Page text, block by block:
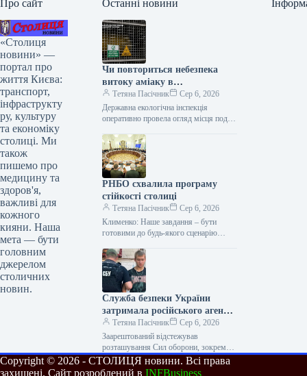
Про сайт
«Столиця
новини» —
портал про
життя Києва:
транспорт,
інфраструкту
ру, культуру
та економіку
столиці. Ми
також
пишемо про
медицину та
здоров'я,
важливі для
кожного
кияни. Наша
мета — бути
головним
джерелом
столичних
новин.
Останні новини
Чи повториться небезпека
витоку аміаку в
Голосіївському районі Києва,
стало відомо.
Тетяна Пасічник
Сер 6, 2026
Державна екологічна інспекція
оперативно провела огляд місця події
Києва оперативно локалізований,
повторної загрози немає. Про…
РНБО схвалила програму
стійкості столиці
Тетяна Пасічник
Сер 6, 2026
Клименко: Наше завдання – бути
готовими до будь-якого сценарію
РНБО. На ньому було розглянуто
стан…
Служба безпеки України
затримала російського агента,
який надавав координати для
ударів балістичними
ракетами по Києву.
Тетяна Пасічник
Сер 6, 2026
Заарештований відстежував
розташування Сил оборони, зокрема
позиції блокпостів та місця базування
українських безпілотних комплексів
Copyright © 2026 - СТОЛИЦЯ новини. Всі права
захищені. Сайт розроблений в INFBusiness